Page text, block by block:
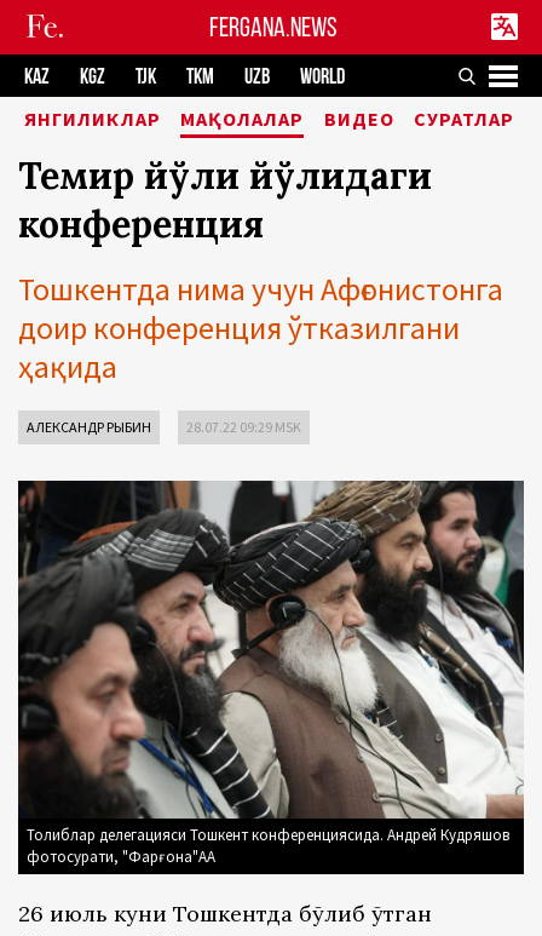
FERGANA.NEWS
KAZ KGZ TJK TKM UZB WORLD
ЯНГИЛИКЛАР МАҚОЛАЛАР ВИДЕО СУРАТЛАР
Темир йўли йўлидаги
конференция
Тошкентда нима учун Афғонистонга
доир конференция ўтказилгани
ҳақида
АЛЕКСАНДР РЫБИН 28.07.22 09:29 MSK
Толиблар делегацияси Тошкент конференциясида. Андрей Кудряшов
фотосурати, "Фарғона"АА
26 июль куни Тошкентда бўлиб ўтган